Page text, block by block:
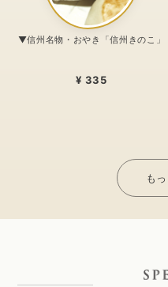
▼信州名物・おやき「信州きのこ」
¥ 335
も